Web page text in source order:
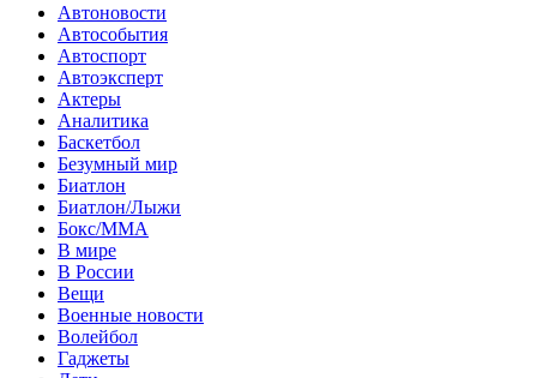
Автоновости
Автособытия
Автоспорт
Автоэксперт
Актеры
Аналитика
Баскетбол
Безумный мир
Биатлон
Биатлон/Лыжи
Бокс/MMA
В мире
В России
Вещи
Военные новости
Волейбол
Гаджеты